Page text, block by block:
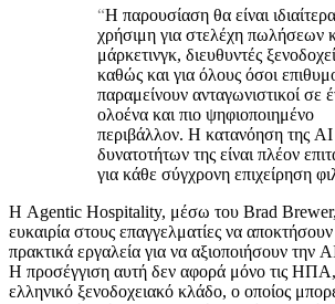
“Η παρουσίαση θα είναι ιδιαίτερα
χρήσιμη για στελέχη πωλήσεων
μάρκετινγκ, διευθυντές
καθώς και για όλους όσοι
παραμείνουν ανταγωνιστικοί σε
ολοένα και πιο ψηφιοποιημένο
περιβάλλον. Η κατανόηση της AI
δυνατοτήτων της είναι πλέον
για κάθε σύγχρονη επιχείρηση
Η Agentic Hospitality, μέσω του Brad Brewer,
ευκαιρία στους επαγγελματίες να
πρακτικά εργαλεία για να αξιοποιήσουν την
Η προσέγγιση αυτή δεν αφορά μόνο τις
ελληνικό ξενοδοχειακό κλάδο, ο οποίος